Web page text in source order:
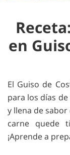
en
El Guiso de
para los días
y llena de
carne quede
¡Aprende a